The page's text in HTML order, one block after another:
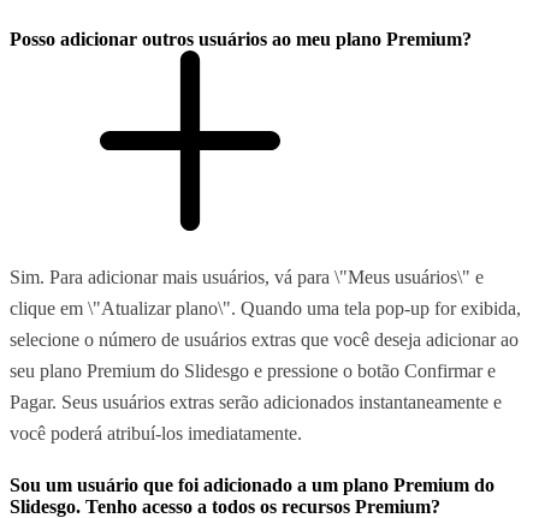
Posso adicionar outros usuários ao meu plano Premium?
Sim. Para adicionar mais usuários, vá para \"Meus usuários\" e
clique em \"Atualizar plano\". Quando uma tela pop-up for exibida,
selecione o número de usuários extras que você deseja adicionar ao
seu plano Premium do Slidesgo e pressione o botão Confirmar e
Pagar. Seus usuários extras serão adicionados instantaneamente e
você poderá atribuí-los imediatamente.
Sou um usuário que foi adicionado a um plano Premium do
Slidesgo. Tenho acesso a todos os recursos Premium?